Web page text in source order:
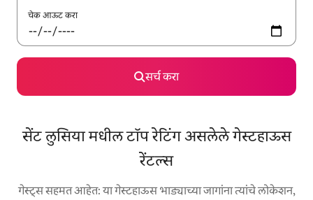
चेक आऊट करा
सर्च करा
सेंट लुसिया मधील टॉप रेटिंग असलेले गेस्टहाऊस
रेंटल्स
गेस्ट्स सहमत आहेत: या गेस्टहाऊस भाड्याच्या जागांना त्यांचे लोकेशन,